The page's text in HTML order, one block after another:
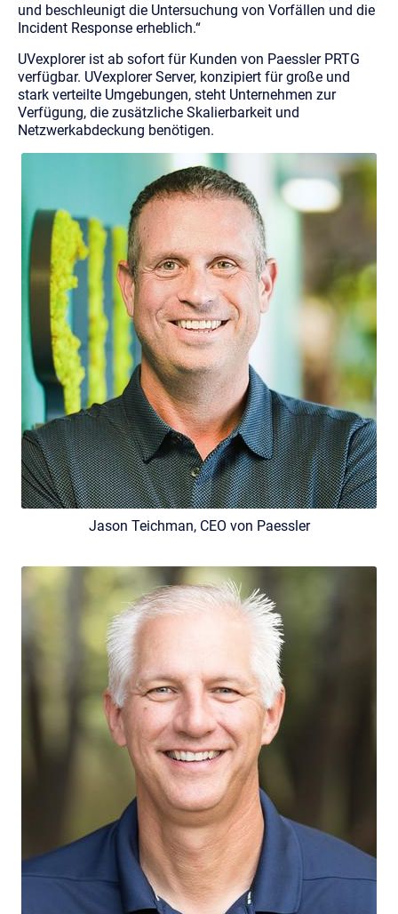
und beschleunigt die Untersuchung von Vorfällen und die
Incident Response erheblich.“
UVexplorer ist ab sofort für Kunden von Paessler PRTG
verfügbar. UVexplorer Server, konzipiert für große und
stark verteilte Umgebungen, steht Unternehmen zur
Verfügung, die zusätzliche Skalierbarkeit und
Netzwerkabdeckung benötigen.
Jason Teichman, CEO von Paessler